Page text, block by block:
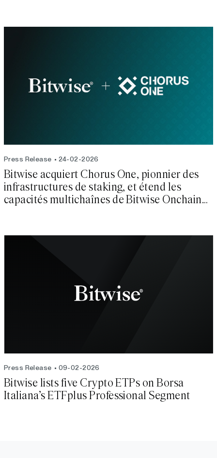
Press Release 24-02-2026
Bitwise acquiert Chorus One, pionnier des
infrastructures de staking, et étend les
capacités multichaînes de Bitwise Onchain
Press Release 09-02-2026
Bitwise lists five Crypto ETPs on Borsa
Italiana’s ETFplus Professional Segment